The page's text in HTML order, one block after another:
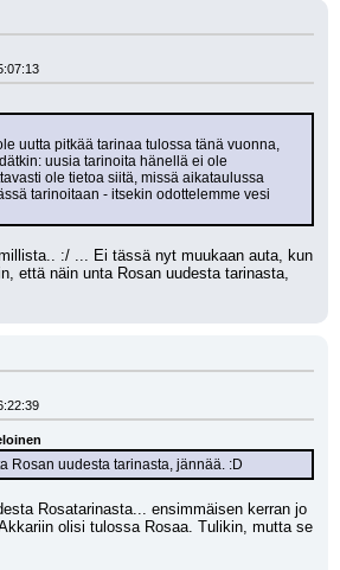
uutta pitkää tarinaa tulossa tänä vuonna,
uusia tarinoita hänellä ei ole
ole tietoa siitä, missä aikataulussa
tarinoitaan - itsekin odottelemme vesi
:/ ... Ei tässä nyt muukaan auta, kun
että näin unta Rosan uudesta tarinasta,
Rosan uudesta tarinasta, jännää. :D
Rosatarinasta... ensimmäisen kerran jo
olisi tulossa Rosaa. Tulikin, mutta se